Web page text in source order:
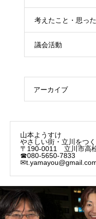
考えたこと・思っ
議会活動
アーカイブ
山本ようすけ
やさしい街・立川をつ
〒190-0011 立川市高
☎080-5650-7833